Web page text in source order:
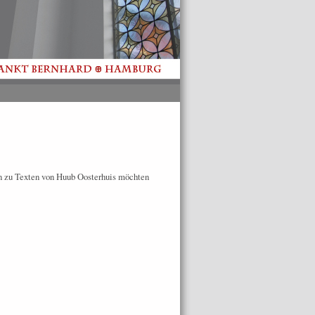
Texten von Huub Oosterhuis möchten